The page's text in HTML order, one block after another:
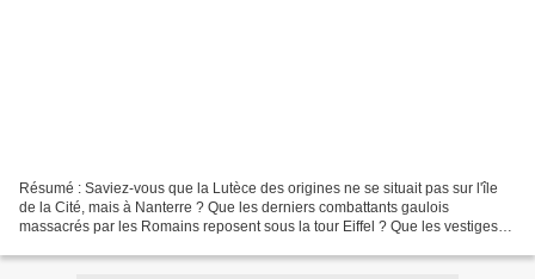
Résumé : Saviez-vous que la Lutèce des origines ne se situait pas sur l'île
de la Cité, mais à Nanterre ? Que les derniers combattants gaulois
massacrés par les Romains reposent sous la tour Eiffel ? Que les vestiges